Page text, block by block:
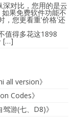
深对比，您用的是云
果免费软件功能不
，您更看重'价格'还
值得多花这1898
[…]
all version》
Codes》
驾游(七、D8)》